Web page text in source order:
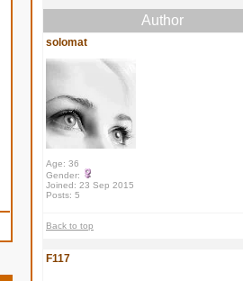
Author
solomat
Age: 36
Gender:
Joined: 23 Sep 2015
Posts: 5
Back to top
F117